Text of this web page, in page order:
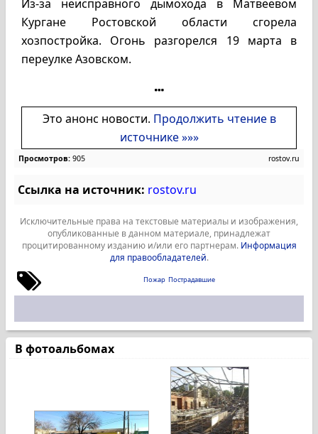
Из-за неисправного дымохода в Матвеевом
Кургане Ростовской области сгорела
хозпостройка. Огонь разгорелся 19 марта в
переулке Азовском.
Это анонс новости. Продолжить чтение в
источнике »»»
Просмотров: 905 rostov.ru
Ссылка на источник: rostov.ru
Исключительные права на текстовые материалы и изображения,
опубликованные в данном материале, принадлежат
процитированному изданию и/или его партнерам. Информация
для правообладателей.
Пожар Пострадавшие
В фотоальбомах